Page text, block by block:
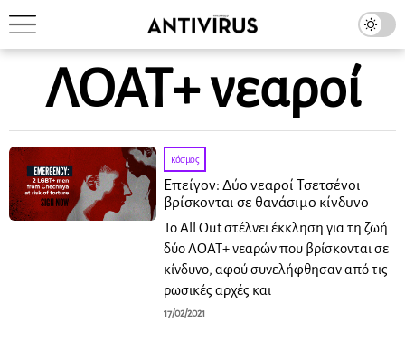
ΛΟΑΤ+ νεαροί
κόσμος
Επείγον: Δύο νεαροί Τσετσένοι
βρίσκονται σε θανάσιμο κίνδυνο
Το All Out στέλνει έκκληση για τη ζωή
δύο ΛΟΑΤ+ νεαρών που βρίσκονται σε
κίνδυνο, αφού συνελήφθησαν από τις
ρωσικές αρχές και
17/02/2021